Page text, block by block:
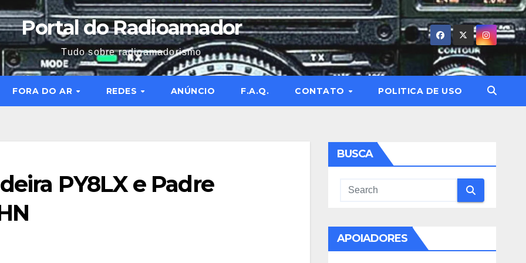
Portal do Radioamador
Tudo sobre radioamadorismo
FORA DO AR REDES ANÚNCIO F.A.Q. CONTATO POLITICA DE USO
PY8LX e Padre
BUSCA
APOIADORES